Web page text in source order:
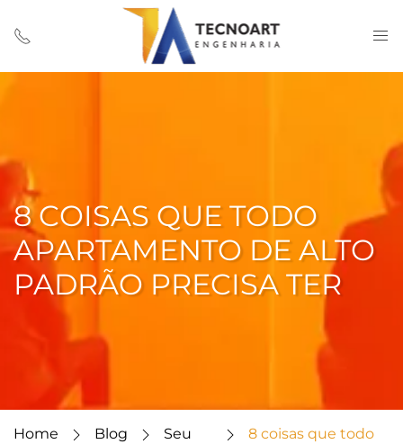
8 COISAS QUE TODO
APARTAMENTO DE ALTO
PADRÃO PRECISA TER
Home Blog
Seu
8 coisas que todo